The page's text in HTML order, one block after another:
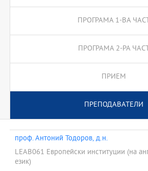
ПРОГРАМА 1-ВА
ПРОГРАМА 2-РА
ПРИЕМ
ПРЕПОДАВАТЕЛИ
проф. Антоний Тодоров, д.н.
LEAB061 Европейски институции (на
език)